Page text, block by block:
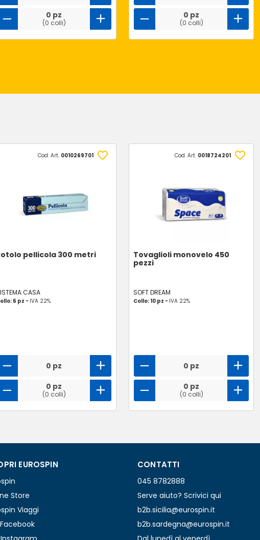
0 pz
(0 colli)
0 pz
(0 colli)
Cod. Art. 0010269701
pellicola 300 metri
CASA
6 pz - IVA 22%
0 pz
0 pz
(0 colli)
Cod. Art. 0018724201
Tovaglioli monovelo 450
pezzi
SOFT DREAM
Collo: 10 pz - IVA 22%
0 pz
0 pz
(0 colli)
EUROSPIN
Store
Viaggi
Facebook
CONTATTI
045 8782888
Serve aiuto? Scrivici qui
b2b.sicilia@eurospin.it
b2b.sardegna@eurospin.it